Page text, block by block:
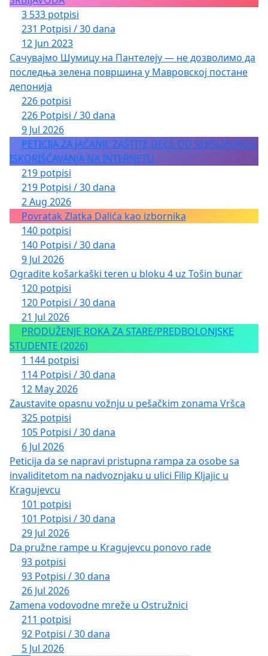
3 533 potpisi
231 Potpisi / 30 dana
12 Jun 2023
Сачувајмо Шумицу на Пантелеју — не дозволимо да
последња зелена површина у Мавровској постане
депонија
226 potpisi
226 Potpisi / 30 dana
9 Jul 2026
PETICIJA ZA JAČANJE ZAŠTITE DECE OD SEKSUALNOG
ISKORIŠĆAVANJA NA INTERNETU
219 potpisi
219 Potpisi / 30 dana
2 Aug 2026
Povratak Zlatka Dalića kao izbornika
140 potpisi
140 Potpisi / 30 dana
9 Jul 2026
Ogradite košarkaški teren u bloku 4 uz Tošin bunar
120 potpisi
120 Potpisi / 30 dana
21 Jul 2026
PRODUŽENJE ROKA ZA STARE/PREDBOLONJSKE
STUDENTE (2026)
1 144 potpisi
114 Potpisi / 30 dana
12 May 2026
Zaustavite opasnu vožnju u pešačkim zonama Vršca
325 potpisi
105 Potpisi / 30 dana
6 Jul 2026
Peticija da se napravi pristupna rampa za osobe sa
invaliditetom na nadvoznjaku u ulici Filip Kljajic u
Kragujevcu
101 potpisi
101 Potpisi / 30 dana
29 Jul 2026
Da pružne rampe u Kragujevcu ponovo rade
93 potpisi
93 Potpisi / 30 dana
26 Jul 2026
Zamena vodovodne mreže u Ostružnici
211 potpisi
92 Potpisi / 30 dana
5 Jul 2026